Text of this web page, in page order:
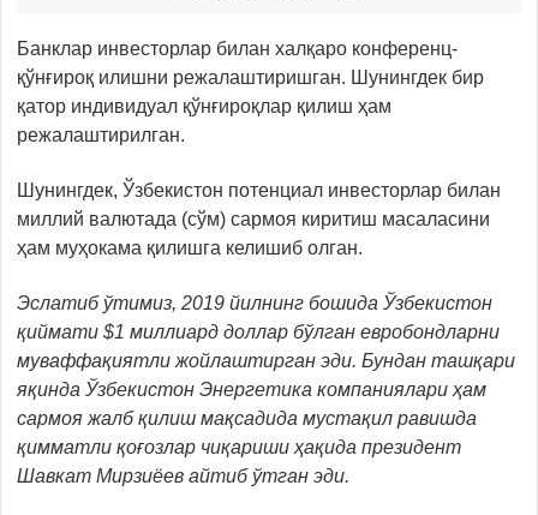
Банклар инвесторлар билан халқаро конференц-
қўнғироқ илишни режалаштиришган. Шунингдек бир
қатор индивидуал қўнғироқлар қилиш ҳам
режалаштирилган.
Шунингдек, Ўзбекистон потенциал инвесторлар билан
миллий валютада (сўм) сармоя киритиш масаласини
ҳам муҳокама қилишга келишиб олган.
Эслатиб ўтимиз, 2019 йилнинг бошида Ўзбекистон
қиймати $1 миллиард доллар бўлган евробондларни
муваффақиятли жойлаштирган эди. Бундан ташқари
яқинда Ўзбекистон Энергетика компаниялари ҳам
сармоя жалб қилиш мақсадида мустақил равишда
қимматли қоғозлар чиқариши ҳақида президент
Шавкат Мирзиёев айтиб ўтган эди.